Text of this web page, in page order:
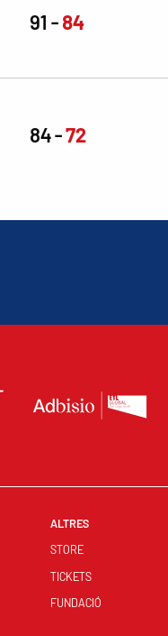
91 84
84 72
ALTRES
STORE
TICKETS
FUNDACIÓ